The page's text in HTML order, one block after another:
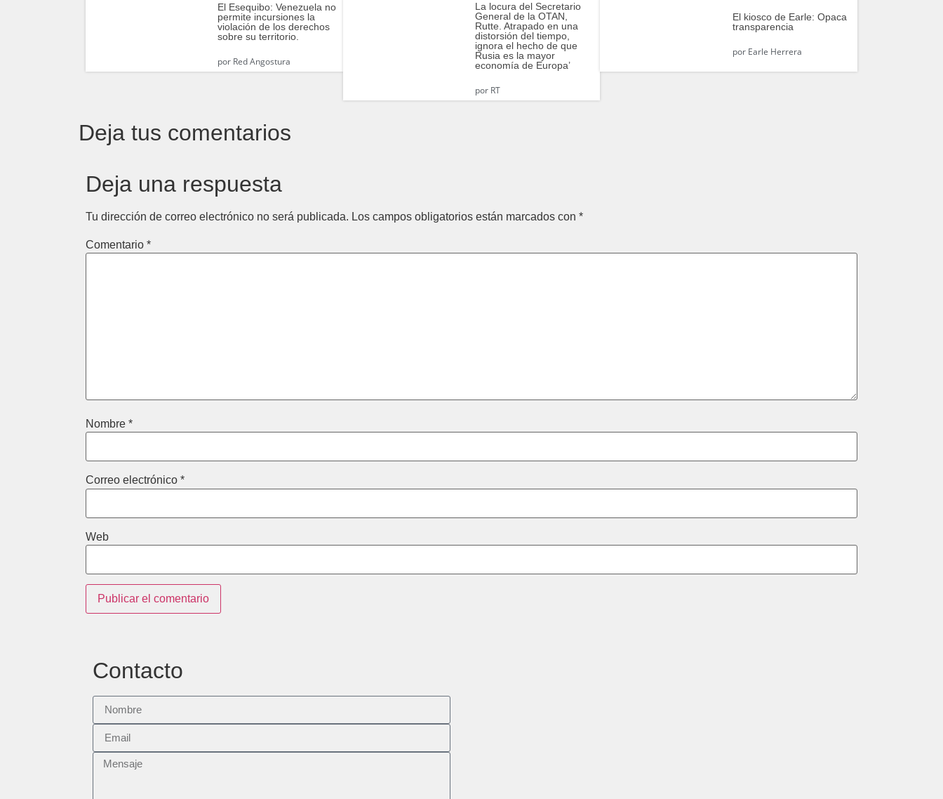
El Esequibo: Venezuela no
permite incursiones la
violación de los derechos
sobre su territorio.
por Red Angostura
La locura del Secretario
General de la OTAN,
Rutte. Atrapado en una
distorsión del tiempo,
ignora el hecho de que
Rusia es la mayor
economía de Europa’
porRT
El kiosco de Earle: Opaca
transparencia
porEarle Herrera
Deja tus comentarios
Deja una respuesta
Tu dirección de correo electrónico no será publicada. Los campos obligatorios están marcados con *
Comentario *
Nombre *
Correo electrónico *
Web
Contacto